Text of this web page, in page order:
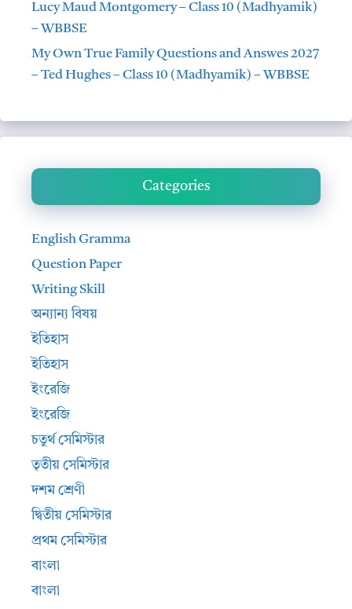
Lucy Maud Montgomery – Class 10 (Madhyamik)
– WBBSE
My Own True Family Questions and Answes 2027
– Ted Hughes – Class 10 (Madhyamik) – WBBSE
Categories
English Gramma
Question Paper
Writing Skill
অন্যান্য বিষয়
ইতিহাস
ইতিহাস
ইংরেজি
ইংরেজি
চতুর্থ সেমিস্টার
তৃতীয় সেমিস্টার
দশম শ্রেণী
দ্বিতীয় সেমিস্টার
প্রথম সেমিস্টার
বাংলা
বাংলা